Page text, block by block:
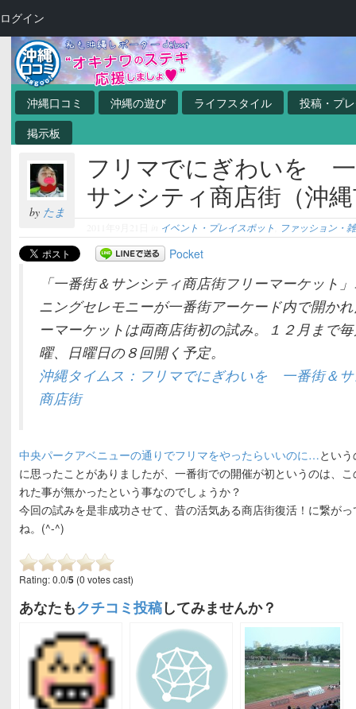
沖縄口コミ 沖縄の遊び ライフスタイル
投稿・プ
掲示板
by たま
フリマでにぎわいを
サンシティ商店街（沖
イベント・プレイスポット ファッション・
Pocket
「一番街＆サンシティ商店街フリーマーケット
ニングセレモニーが一番街アーケード内で開か
ーマーケットは両商店街初の試み。１２月まで
曜、日曜日の８回開く予定。
沖縄タイムス：フリマでにぎわいを 一番街＆
商店街
中央パークアベニューの通りでフリマをやったらいいのに…とい
に思ったことがありましたが、一番街での開催が初というのは、
れた事が無かったという事なのでしょうか？
今回の試みを是非成功させて、昔の活気ある商店街復活！に繋が
ね。(^-^)
Rating: 0.0/5 (0 votes cast)
あなたもクチコミ投稿してみませんか？
ログイン